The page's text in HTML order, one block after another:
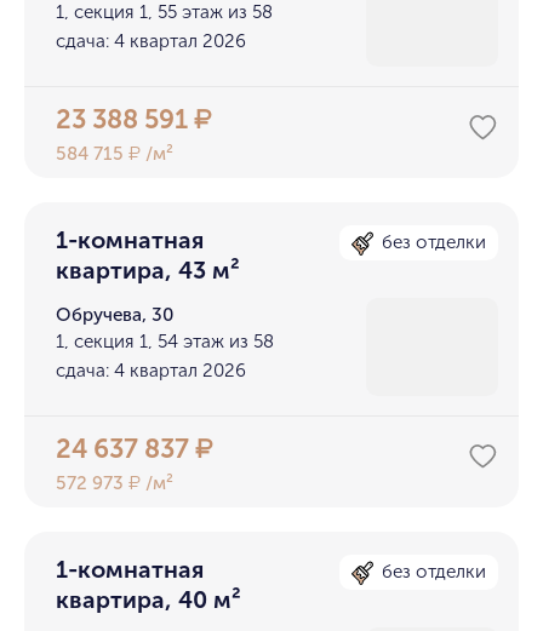
1, секция 1, 55 этаж из 58
сдача: 4 квартал 2026
23 388 591₽
584 715₽ /м²
1-комнатная
квартира, 43 м²
без отделки
Обручева, 30
1, секция 1, 54 этаж из 58
сдача: 4 квартал 2026
24 637 837₽
572 973₽ /м²
1-комнатная
квартира, 40 м²
без отделки